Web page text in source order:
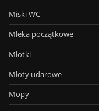
Miski WC
Mleka początkowe
Młotki
Młoty udarowe
Mopy